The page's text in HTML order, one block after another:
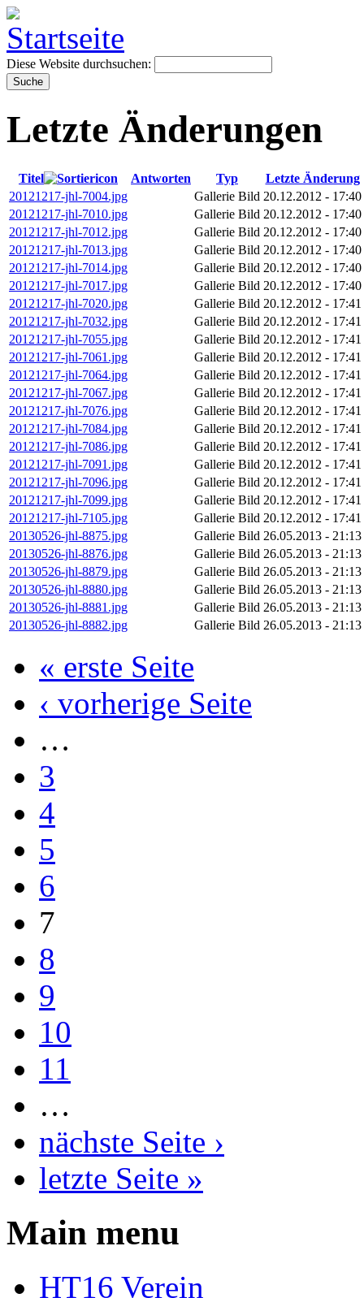
Diese Website durchsuchen:
Letzte Änderungen
Titel Antworten Typ
Letzte Änderung
20121217-jhl-7004.jpg
Gallerie Bild 20.12.2012 - 17:40
20121217-jhl-7010.jpg
Gallerie Bild 20.12.2012 - 17:40
20121217-jhl-7012.jpg
Gallerie Bild 20.12.2012 - 17:40
20121217-jhl-7013.jpg
Gallerie Bild 20.12.2012 - 17:40
20121217-jhl-7014.jpg
Gallerie Bild 20.12.2012 - 17:40
20121217-jhl-7017.jpg
Gallerie Bild 20.12.2012 - 17:40
20121217-jhl-7020.jpg
Gallerie Bild 20.12.2012 - 17:41
20121217-jhl-7032.jpg
Gallerie Bild 20.12.2012 - 17:41
20121217-jhl-7055.jpg
Gallerie Bild 20.12.2012 - 17:41
20121217-jhl-7061.jpg
Gallerie Bild 20.12.2012 - 17:41
20121217-jhl-7064.jpg
Gallerie Bild 20.12.2012 - 17:41
20121217-jhl-7067.jpg
Gallerie Bild 20.12.2012 - 17:41
20121217-jhl-7076.jpg
Gallerie Bild 20.12.2012 - 17:41
20121217-jhl-7084.jpg
Gallerie Bild 20.12.2012 - 17:41
20121217-jhl-7086.jpg
Gallerie Bild 20.12.2012 - 17:41
20121217-jhl-7091.jpg
Gallerie Bild 20.12.2012 - 17:41
20121217-jhl-7096.jpg
Gallerie Bild 20.12.2012 - 17:41
20121217-jhl-7099.jpg
Gallerie Bild 20.12.2012 - 17:41
20121217-jhl-7105.jpg
Gallerie Bild 20.12.2012 - 17:41
20130526-jhl-8875.jpg
Gallerie Bild 26.05.2013 - 21:13
20130526-jhl-8876.jpg
Gallerie Bild 26.05.2013 - 21:13
20130526-jhl-8879.jpg
Gallerie Bild 26.05.2013 - 21:13
20130526-jhl-8880.jpg
Gallerie Bild 26.05.2013 - 21:13
20130526-jhl-8881.jpg
Gallerie Bild 26.05.2013 - 21:13
20130526-jhl-8882.jpg
Gallerie Bild 26.05.2013 - 21:13
« erste Seite
‹ vorherige Seite
…
3
4
5
6
7
8
9
10
11
…
nächste Seite ›
letzte Seite »
Main menu
HT16 Verein